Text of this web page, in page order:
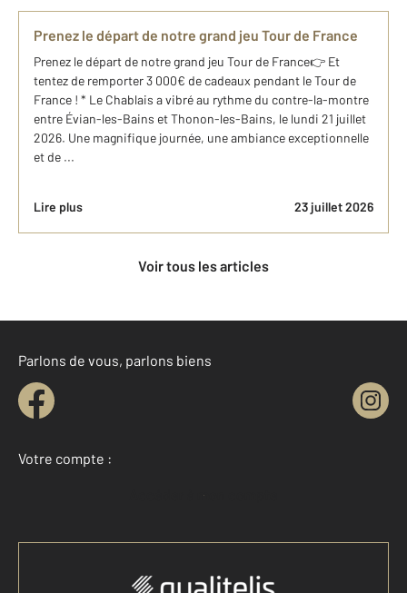
Prenez le départ de notre grand jeu Tour de France
Prenez le départ de notre grand jeu Tour de France👉 Et
tentez de remporter 3 000€ de cadeaux pendant le Tour de
France ! * Le Chablais a vibré au rythme du contre-la-montre
entre Évian-les-Bains et Thonon-les-Bains, le lundi 21 juillet
2026. Une magnifique journée, une ambiance exceptionnelle
et de ...
Lire plus 23 juillet 2026
Voir tous les articles
Parlons de vous, parlons biens
Votre compte :
Accéder à mon compte